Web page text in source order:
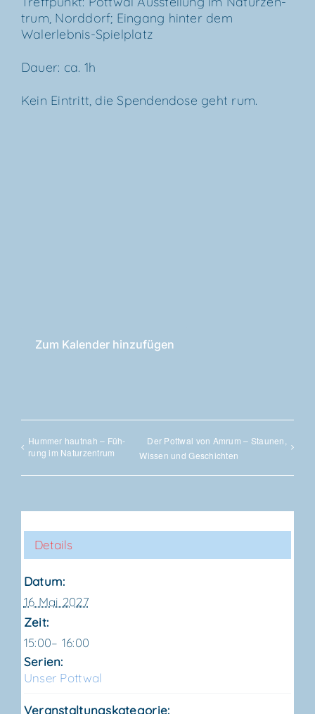
trum, Nord­dorf; Ein­gang hin­ter dem
Walerlebnis-Spielplatz
Dau­er: ca. 1h
Kein Ein­tritt, die Spen­den­do­se geht rum.
Zum Kalender hinzufügen
Hum­mer haut­nah – Füh­
rung im Naturzentrum
Der Pott­wal von Amrum – Stau­nen,
Wis­sen und Geschichten
Details
Datum:
16 Mai 2027
Zeit:
15:00– 16:00
Serien:
Unser Pott­wal
Veranstaltungskategorie: